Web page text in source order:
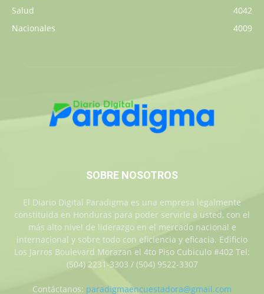
Salud
4042
Nacionales
4009
SOBRE NOSOTROS
El Diario Digital Paradigma es una empresa legalmente
constituida en Honduras para poder servirle a usted, con el
más alto nivel de liderazgo en el mercado nacional e
internacional y sobre todo con eficiencia y eficacia. Edificio
Los Jarros Boulevard Morazan el 4to Piso Cubiculo #402 Tel:
(504) 2231-3303 / (504) 9522-3307
Contáctanos: paradigmaencuestadora@gmail.com